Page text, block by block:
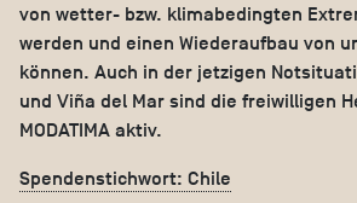
von wetter- bzw. klimabedingten
werden und einen Wiederaufbau von
können. Auch in der jetzigen
und Viña del Mar sind die freiwilligen
MODATIMA aktiv.
Spendenstichwort: Chile